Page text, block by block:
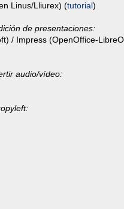
Linus/Lliurex) (tutorial)
de presentaciones:
/ Impress (OpenOffice-
audio/vídeo: